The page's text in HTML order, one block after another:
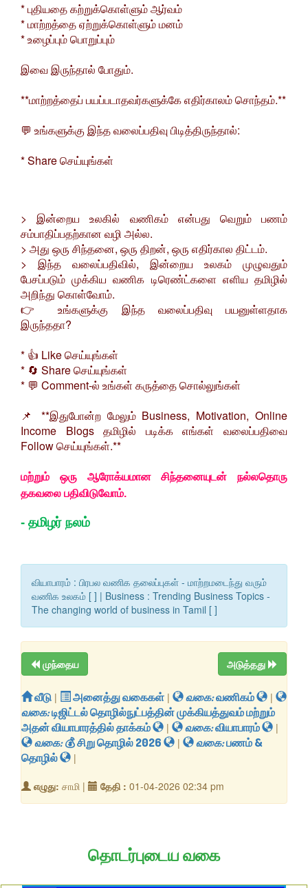
* புதியதை கற்றுக்கொள்ளும் ஆர்வம்
* மாற்றத்தை ஏற்றுக்கொள்ளும் மனம்
* உழைப்பும் பொறுப்பும்
இவை இருந்தால் போதும்.
**மாற்றத்தைப் பயப்படாதவர்களுக்கே எதிர்காலம் சொந்தம்.**
💬 உங்களுக்கு இந்த வலைப்பதிவு பிடித்திருந்தால்:
* Share செய்யுங்கள்
> இன்றைய உலகில் வணிகம் என்பது வெறும் பணம்
சம்பாதிப்பதற்கான வழி அல்ல.
> அது ஒரு சிந்தனை, ஒரு திறன், ஒரு எதிர்கால திட்டம்.
> இந்த வலைப்பதிவில், இன்றைய உலகம் முழுவதும்
பேசப்படும் முக்கிய வணிக டிரெண்ட்களை எளிய தமிழில்
அறிந்து கொள்வோம்.
👉 உங்களுக்கு இந்த வலைப்பதிவு பயனுள்ளதாக
இருந்ததா?
* 👍 Like செய்யுங்கள்
* 🔄 Share செய்யுங்கள்
* 💬 Comment-ல் உங்கள் கருத்தை சொல்லுங்கள்
📌 **இதுபோன்ற மேலும் Business, Motivation, Online
Income Blogs தமிழில் படிக்க எங்கள் வலைப்பதிவை
Follow செய்யுங்கள்.**
மற்றும் ஒரு ஆரோக்யமான சிந்தனையுடன் நல்லதொரு
தகவலை பதிவிடுவோம்.
- தமிழர் நலம்
வியாபாரம் : பிரபல வணிக தலைப்புகள் - மாற்றமடைந்து வரும்
வணிக உலகம் [ ] | Business : Trending Business Topics -
The changing world of business in Tamil [ ]
முந்தைய அடுத்தது
வீடு | அனைத்து வகைகள் | வகை:வணிகம்
|
வகை:டிஜிட்டல் தொழில்நுட்பத்தின் முக்கியத்துவம் மற்றும்
அதன் வியாபாரத்தில் தாக்கம்
| வகை:வியாபாரம்
|
வகை:​💰 சிறு தொழில் 2026 | வகை:பணம் &
தொழில்
|
எழுது: சாமி | தேதி : 01-04-2026 02:34 pm
தொடர்புடைய வகை